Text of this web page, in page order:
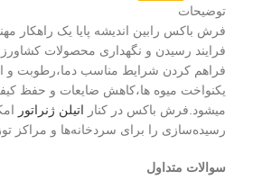
توضیحات
فرش باکس رابین اندیشه پایا یک راهکار
فرایند رسیدن و نگهداری محصولات
فراهم کردن شرایط مناسب دما،رطوبت و
یکنواخت میوه ها،کاهش ضایعات و حفظ
میشود.فرش باکس در کنار اتیلن ژنراتور
رسیده‌سازی را برای سردخانه‌ها و مراکز
سوالات متداول